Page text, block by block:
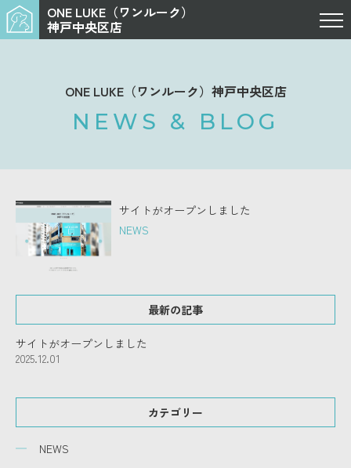
ONE LUKE（ワンルーク）
神戸中央区店
ONE LUKE（ワンルーク）神戸中央区店
NEWS & BLOG
サイトがオープンしました
NEWS
最新の記事
サイトがオープンしました
2025.12.01
カテゴリー
NEWS